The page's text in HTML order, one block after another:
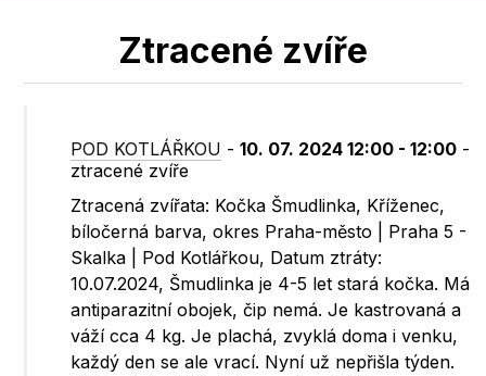
Ztracené zvíře
POD KOTLÁŘKOU -10. 07. 2024 12:00 - 12:00 -
ztracené zvíře
Ztracená zvířata: Kočka Šmudlinka, Kříženec,
bíločerná barva, okres Praha-město | Praha 5 -
Skalka | Pod Kotlářkou, Datum ztráty:
10.07.2024, Šmudlinka je 4-5 let stará kočka. Má
antiparazitní obojek, čip nemá. Je kastrovaná a
váží cca 4 kg. Je plachá, zvyklá doma i venku,
každý den se ale vrací. Nyní už nepřišla týden.